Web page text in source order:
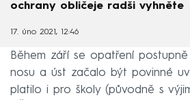
ochrany obličeje radši vyhněte
17. úno 2021, 12:46
Během září se opatření
nosu a úst začalo být povinné
platilo i pro školy (původně s